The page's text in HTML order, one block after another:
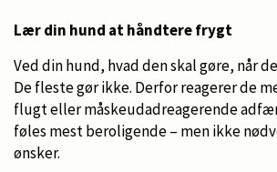
Lær din hund at håndtere frygt
Ved din hund, hvad den skal gøre, når
De fleste gør ikke. Derfor reagerer de
flugt eller måskeudadreagerende
føles mest beroligende – men ikke
ønsker.